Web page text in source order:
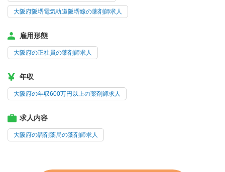
大阪府阪堺電気軌道阪堺線の薬剤師求人
雇用形態
大阪府の正社員の薬剤師求人
年収
大阪府の年収600万円以上の薬剤師求人
求人内容
大阪府の調剤薬局の薬剤師求人